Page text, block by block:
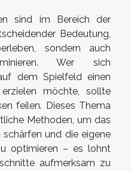
sind im Bereich der
Bedeutung,
sondern auch
Wer sich
dem Spielfeld einen
möchte, sollte
feilen. Dieses Thema
Methoden, um das
und die eigene
optimieren – es lohnt
aufmerksam zu